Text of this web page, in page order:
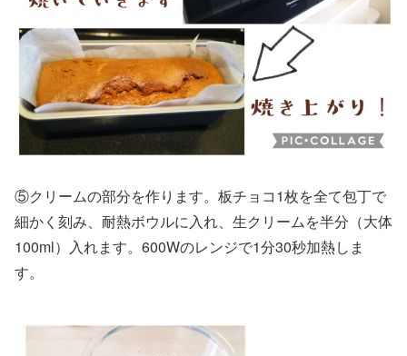
⑤クリームの部分を作ります。板チョコ1枚を全て包丁で
細かく刻み、耐熱ボウルに入れ、生クリームを半分（大体
100ml）入れます。600Wのレンジで1分30秒加熱しま
す。